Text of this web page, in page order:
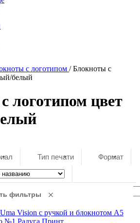
с логотипом / Блокноты с
белый
логотипом цвет
Тип печати Формат